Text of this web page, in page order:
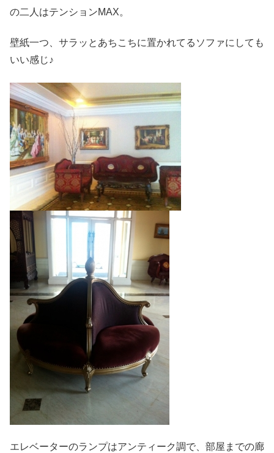
の二人はテンションMAX。
壁紙一つ、サラッとあちこちに置かれてるソファにしても
いい感じ♪
エレベーターのランプはアンティーク調で、部屋までの廊